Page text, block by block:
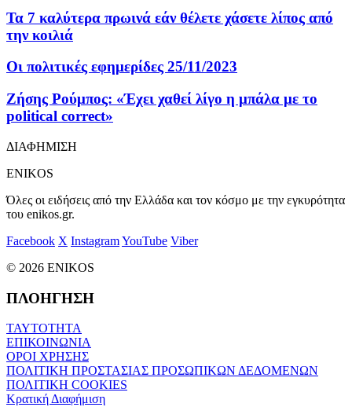
Τα 7 καλύτερα πρωινά εάν θέλετε χάσετε λίπος από
την κοιλιά
Οι πολιτικές εφημερίδες 25/11/2023
Ζήσης Ρούμπος: «Έχει χαθεί λίγο η μπάλα με το
political correct»
ΔΙΑΦΗΜΙΣΗ
ENIKOS
Όλες οι ειδήσεις από την Ελλάδα και τον κόσμο με την εγκυρότητα
του enikos.gr.
Facebook X InstagramYouTube Viber
© 2026 ENIKOS
ΠΛΟΗΓΗΣΗ
ΤΑΥΤΟΤΗΤΑ
ΕΠΙΚΟΙΝΩΝΙΑ
ΟΡΟΙ ΧΡΗΣΗΣ
ΠΟΛΙΤΙΚΗ ΠΡΟΣΤΑΣΙΑΣ ΠΡΟΣΩΠΙΚΩΝ ΔΕΔΟΜΕΝΩΝ
ΠΟΛΙΤΙΚΗ COOKIES
Κρατική Διαφήμιση